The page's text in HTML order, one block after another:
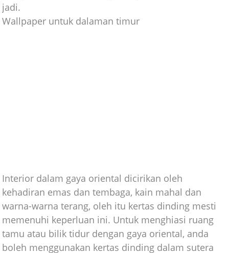
jadi.
Wallpaper untuk dalaman timur
Interior dalam gaya oriental dicirikan oleh
kehadiran emas dan tembaga, kain mahal dan
warna-warna terang, oleh itu kertas dinding mesti
memenuhi keperluan ini. Untuk menghiasi ruang
tamu atau bilik tidur dengan gaya oriental, anda
boleh menggunakan kertas dinding dalam sutera